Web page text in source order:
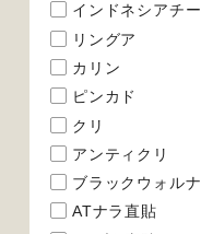
インドネシアチ
リングア
カリン
ピンカド
クリ
アンティクリ
ブラックウォル
ATナラ直貼